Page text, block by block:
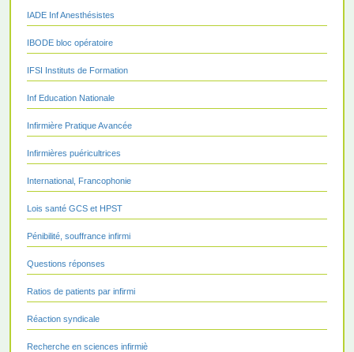
IADE Inf Anesthésistes
IBODE bloc opératoire
IFSI Instituts de Formation
Inf Education Nationale
Infirmière Pratique Avancée
Infirmières puéricultrices
International, Francophonie
Lois santé GCS et HPST
Pénibilité, souffrance infirmi
Questions réponses
Ratios de patients par infirmi
Réaction syndicale
Recherche en sciences infirmiè